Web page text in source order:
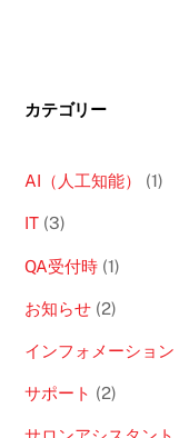
カテゴリー
AI（人工知能） (1)
IT (3)
QA受付時 (1)
お知らせ (2)
インフォメーション
サポート (2)